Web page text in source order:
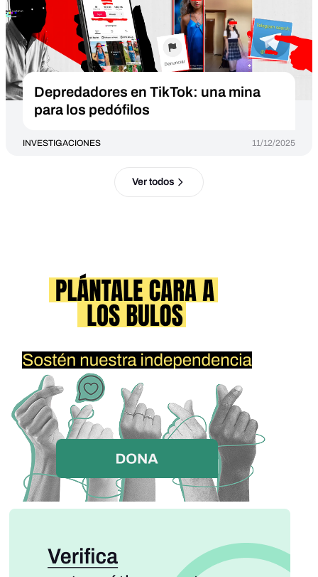
Depredadores en TikTok: una mina
para los pedófilos
INVESTIGACIONES 11/12/2025
Ver todos